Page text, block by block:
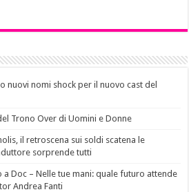
nuovi nomi shock per il nuovo cast del
Trono Over di Uomini e Donne
il retroscena sui soldi scatena le
sorprende tutti
a Doc – Nelle tue mani: quale futuro attende
Andrea Fanti